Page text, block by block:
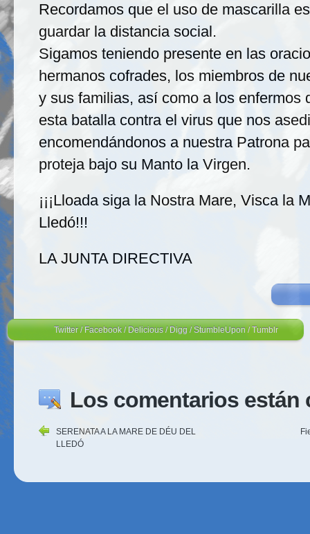
Recordamos que el uso de mascarilla
guardar la distancia social.
Sigamos teniendo presente en las
hermanos cofrades, los miembros de
y sus familias, así como a los enfermos
esta batalla contra el virus que nos
encomendándonos a nuestra Patrona
proteja bajo su Manto la Virgen.
¡¡¡Lloada siga la Nostra Mare, Visca la
Lledó!!!
LA JUNTA DIRECTIVA
Twitter/Facebook / Delicious / Digg /StumbleUpon /Tumblr
Los comentarios están
SERENATA A LA MARE DE DÉU DEL
LLEDÓ